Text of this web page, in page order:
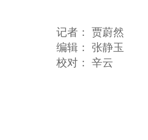
记者： 贾蔚然
编辑： 张静玉